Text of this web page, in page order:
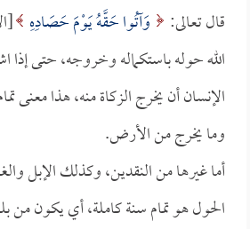
قال تعالى:
وَآتُوا حَقَّهُ يَوْمَ حَصَادِهِ
الله حوله باستكماله وخروجه، حتى إذا
الإنسان أن يخرج الزكاة منه، هذا معنى
وما يخرج من الأرض.
أما غيرها من النقدين، وكذلك الإبل
الحول هو تمام سنة كاملة، أي يكون